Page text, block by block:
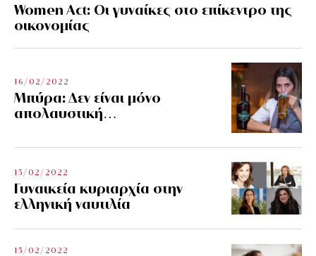
Women Act: Οι γυναίκες στο επίκεντρο της
οικονομίας
16/02/2022
Μπύρα: Δεν είναι μόνο
απολαυστική…
15/02/2022
Γυναικεία κυριαρχία στην
ελληνική ναυτιλία
15/02/2022